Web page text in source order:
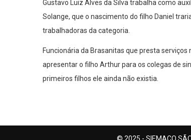
Gustavo Luiz Alves da Silva trabalha como
Solange, que o nascimento do filho Daniel
trabalhadoras da categoria.
Funcionária da Brasanitas que presta
apresentar o filho Arthur para os colegas de
primeiros filhos ele ainda não existia.
© 2025 - SIEMACO